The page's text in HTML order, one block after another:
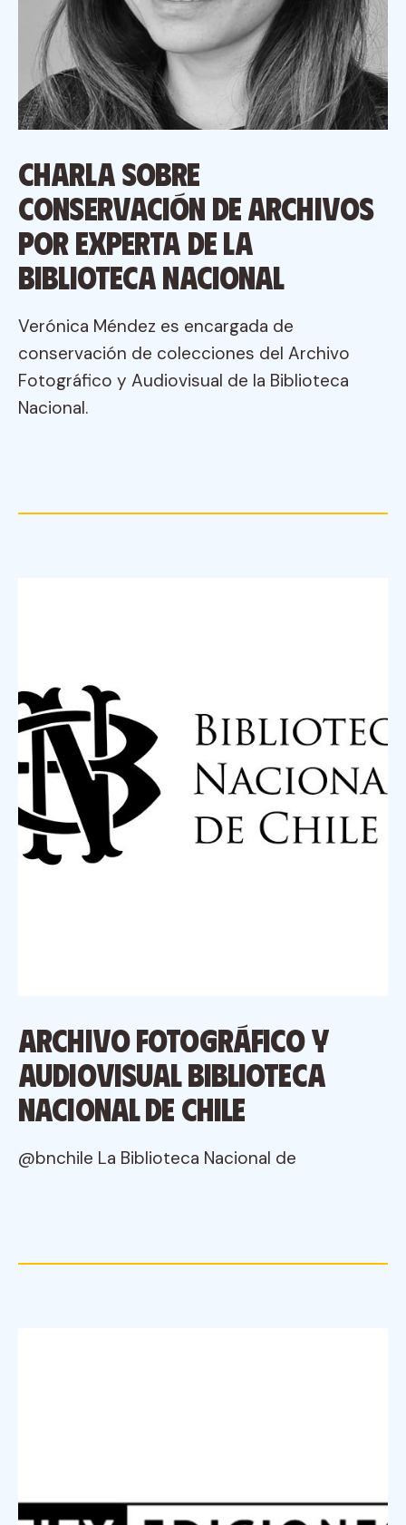
Charla sobre
conservación de archivos
por experta de la
Biblioteca Nacional
Verónica Méndez es encargada de
conservación de colecciones del Archivo
Fotográfico y Audiovisual de la Biblioteca
Nacional.
Archivo Fotográfico y
Audiovisual Biblioteca
Nacional de Chile
@bnchile La Biblioteca Nacional de